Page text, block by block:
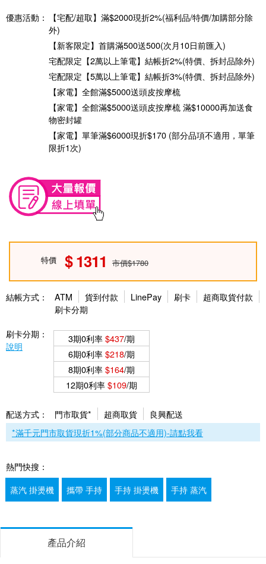
優惠活動：
【宅配/超取】滿$2000現折2%(福利品/特價/加購部分除
外)
【新客限定】首購滿500送500(次月10日前匯入)
宅配限定【2萬以上筆電】結帳折2%(特價、拆封品除外)
宅配限定【5萬以上筆電】結帳折3%(特價、拆封品除外)
【家電】全館滿$5000送頭皮按摩梳
【家電】全館滿$5000送頭皮按摩梳 滿$10000再加送食
物密封罐
【家電】單筆滿$6000現折$170 (部分品項不適用，單筆
限折1次)
特價 1311 市價$1780
結帳方式： ATM 貨到付款 LinePay 刷卡
超商取貨付款
刷卡分期
刷卡分期：
說明
3期0利率$437/期
6期0利率$218/期
8期0利率$164/期
12期0利率$109/期
配送方式： 門市取貨* 超商取貨
良興配送
*滿千元門市取貨現折1%(部分商品不適用)-請點我看
熱門快搜：
蒸汽 掛燙機
攜帶 手持 手持 掛燙機 手持 蒸汽
產品介紹